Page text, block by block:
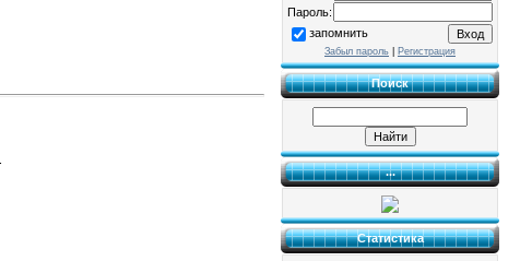
Пароль:
запомнить
Забыл пароль Регистрация
Поиск
...
Статистика